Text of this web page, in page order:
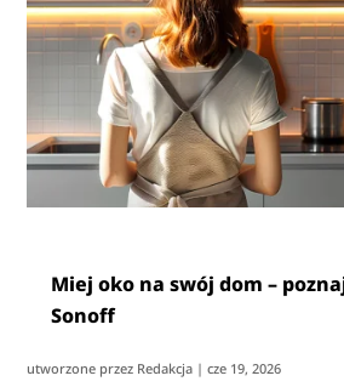
Miej oko na swój dom –
Sonoff
utworzone przez Redakcja |cze 19, 2026